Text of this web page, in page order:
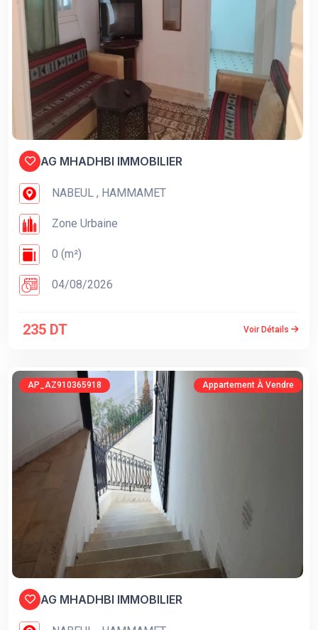
AG MHADHBI IMMOBILIER
NABEUL , HAMMAMET
Zone Urbaine
0 (m²)
04/08/2026
235 DT Voir Détails
AP_AZ910365918 Appartement À Vendre
AG MHADHBI IMMOBILIER